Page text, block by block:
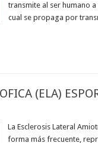
transmite al ser humano
cual se propaga por
(ELA)
La Esclerosis Lateral
forma más frecuente,